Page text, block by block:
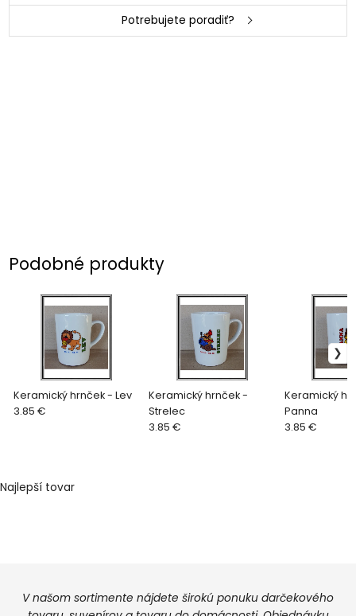
Potrebujete poradiť?
Podobné produkty
Keramický hrnček - Lev
3.85 €
Keramický hrnček -
Strelec
3.85 €
Keramický
Panna
3.85 €
Najlepší tovar
V našom sortimente nájdete širokú ponuku darčekového